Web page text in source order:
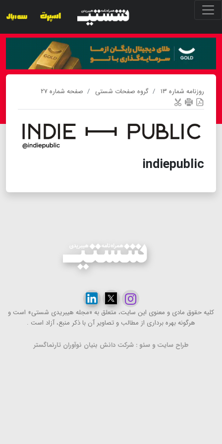
روزنامه شماره ۱۳ گروه صفحات شستی صفحه شماره ۲۷
indiepublic
كلیه حقوق مادی و معنوی این سایت، متعلق به «مجله هیبریدی شستی» است و
هرگونه بهره ‌برداری از مطالب و تصاویر آن با ذكر منبع، آزاد است .
طراح سایت و سئو : شرکت دانش بنیان نوآوران تارنماگستر